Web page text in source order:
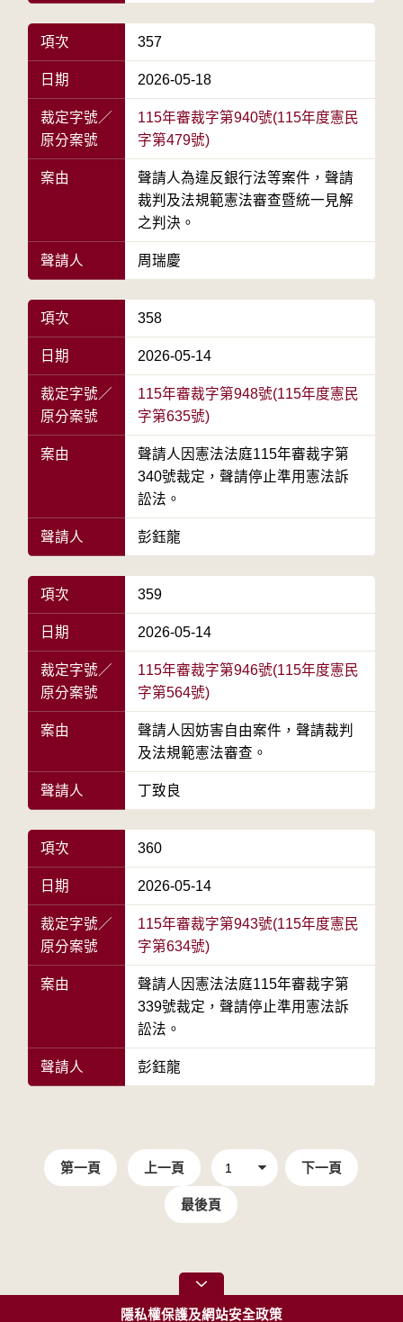
項次 357
日期 2026-05-18
裁定字號／
原分案號
115年審裁字第940號(115年度憲民
字第479號)
案由
聲請人為違反銀行法等案件，聲請
裁判及法規範憲法審查暨統一見解
之判決。
聲請人 周瑞慶
項次 358
日期 2026-05-14
裁定字號／
原分案號
115年審裁字第948號(115年度憲民
字第635號)
案由
聲請人因憲法法庭115年審裁字第
340號裁定，聲請停止準用憲法訴
訟法。
聲請人 彭鈺龍
項次 359
日期 2026-05-14
裁定字號／
原分案號
115年審裁字第946號(115年度憲民
字第564號)
案由
聲請人因妨害自由案件，聲請裁判
及法規範憲法審查。
聲請人 丁致良
項次 360
日期 2026-05-14
裁定字號／
原分案號
115年審裁字第943號(115年度憲民
字第634號)
案由
聲請人因憲法法庭115年審裁字第
339號裁定，聲請停止準用憲法訴
訟法。
聲請人 彭鈺龍
第一頁 上一頁 下一頁
最後頁
隱私權保護及網站安全政策